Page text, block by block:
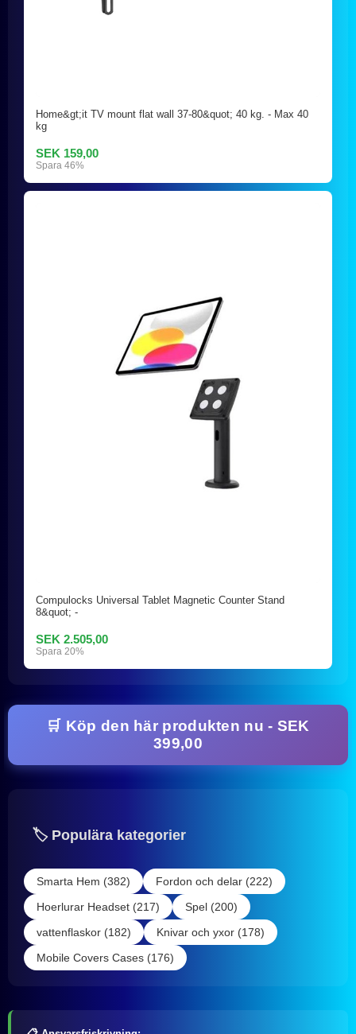
Home&gt;it TV mount flat wall 37-80&quot; 40 kg. - Max 40
kg
SEK 159,00
Spara 46%
Compulocks Universal Tablet Magnetic Counter Stand
8&quot; -
SEK 2.505,00
Spara 20%
🛒 Köp den här produkten nu - SEK
399,00
🏷️ Populära kategorier
Smarta Hem (382)
Fordon och delar (222)
Hoerlurar Headset (217)
Spel (200)
vattenflaskor (182)
Knivar och yxor (178)
Mobile Covers Cases (176)